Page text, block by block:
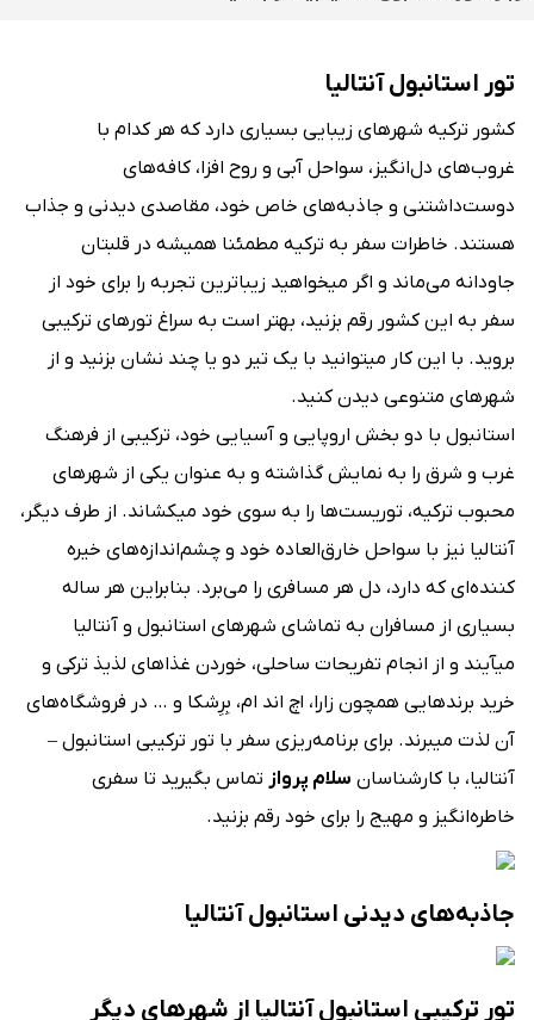
تور استانبول آنتالیا
کشور ترکیه شهرهای زیبایی بسیاری دارد که هر کدام با
غروب‌های دل‌انگیز، سواحل آبی و روح افزا، کافه‌های
دوست‌داشتنی و جاذبه‌های خاص خود، مقاصدی دیدنی و جذاب
هستند. خاطرات سفر به ترکیه مطمئنا همیشه در قلبتان
جاودانه می‌ماند و اگر می‎خواهید زیباترین تجربه را برای خود از
سفر به این کشور رقم بزنید، بهتر است به سراغ تورهای ترکیبی
بروید. با این کار می‎توانید با یک تیر دو یا چند نشان بزنید و از
شهرهای متنوعی دیدن کنید.
استانبول با دو بخش اروپایی و آسیایی خود، ترکیبی از فرهنگ
غرب و شرق را به نمایش گذاشته و به عنوان یکی از شهرهای
محبوب ترکیه، توریست‌ها را به سوی خود می‎کشاند. از طرف دیگر،
آنتالیا نیز با سواحل خارق‌العاده خود و چشم‌اندازه‌های خیره
کننده‌ای که دارد، دل هر مسافری را می‌برد. بنابراین هر ساله
بسیاری از مسافران به تماشای شهرهای استانبول و آنتالیا
می‎آیند و از انجام تفریحات ساحلی، خوردن غذاهای لذیذ ترکی و
خرید برندهایی همچون زارا، اچ اند ام، بِرِشکا و … در فروشگاه‌های
آن لذت می‎برند. برای برنامه‌ریزی سفر با تور ترکیبی استانبول –
آنتالیا، با کارشناسان سلام پرواز تماس بگیرید تا سفری
خاطره‌انگیز و مهیج را برای خود رقم بزنید.
جاذبه‌های دیدنی استانبول آنتالیا
تور ترکیبی استانبول آنتالیا از شهرهای دیگر